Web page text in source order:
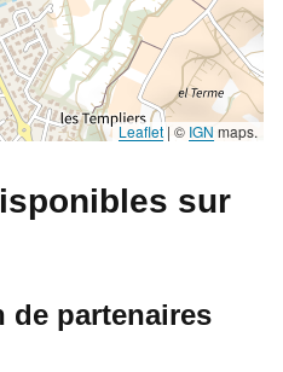
Leaflet | © IGN maps.
sur
de partenaires